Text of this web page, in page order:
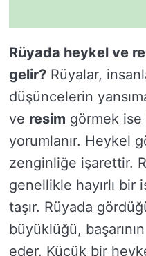
Rüyada heykel ve
gelir? Rüyalar,
düşüncelerin
ve resim görmek ise
yorumlanır. Heykel
zenginliğe işarettir.
genellikle hayırlı bir
taşır. Rüyada
büyüklüğü,
eder. Küçük bir